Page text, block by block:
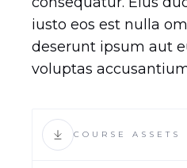
iusto eos est nulla
deserunt ipsum aut
voluptas
COURSE ASSETS